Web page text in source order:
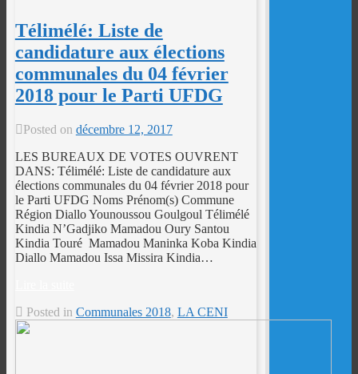
Télimélé: Liste de
candidature aux élections
communales du 04 février
2018 pour le Parti UFDG
Posted on décembre 12, 2017
LES BUREAUX DE VOTES OUVRENT
DANS: Télimélé: Liste de candidature aux
élections communales du 04 février 2018 pour
le Parti UFDG Noms Prénom(s) Commune
Région Diallo Younoussou Goulgoul Télimélé
Kindia N’Gadjiko Mamadou Oury Santou
Kindia Touré Mamadou Maninka Koba Kindia
Diallo Mamadou Issa Missira Kindia…
Posted in Communales 2018, LA CENI